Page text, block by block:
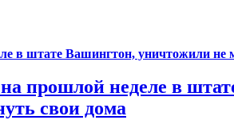
неделе в
свои дома